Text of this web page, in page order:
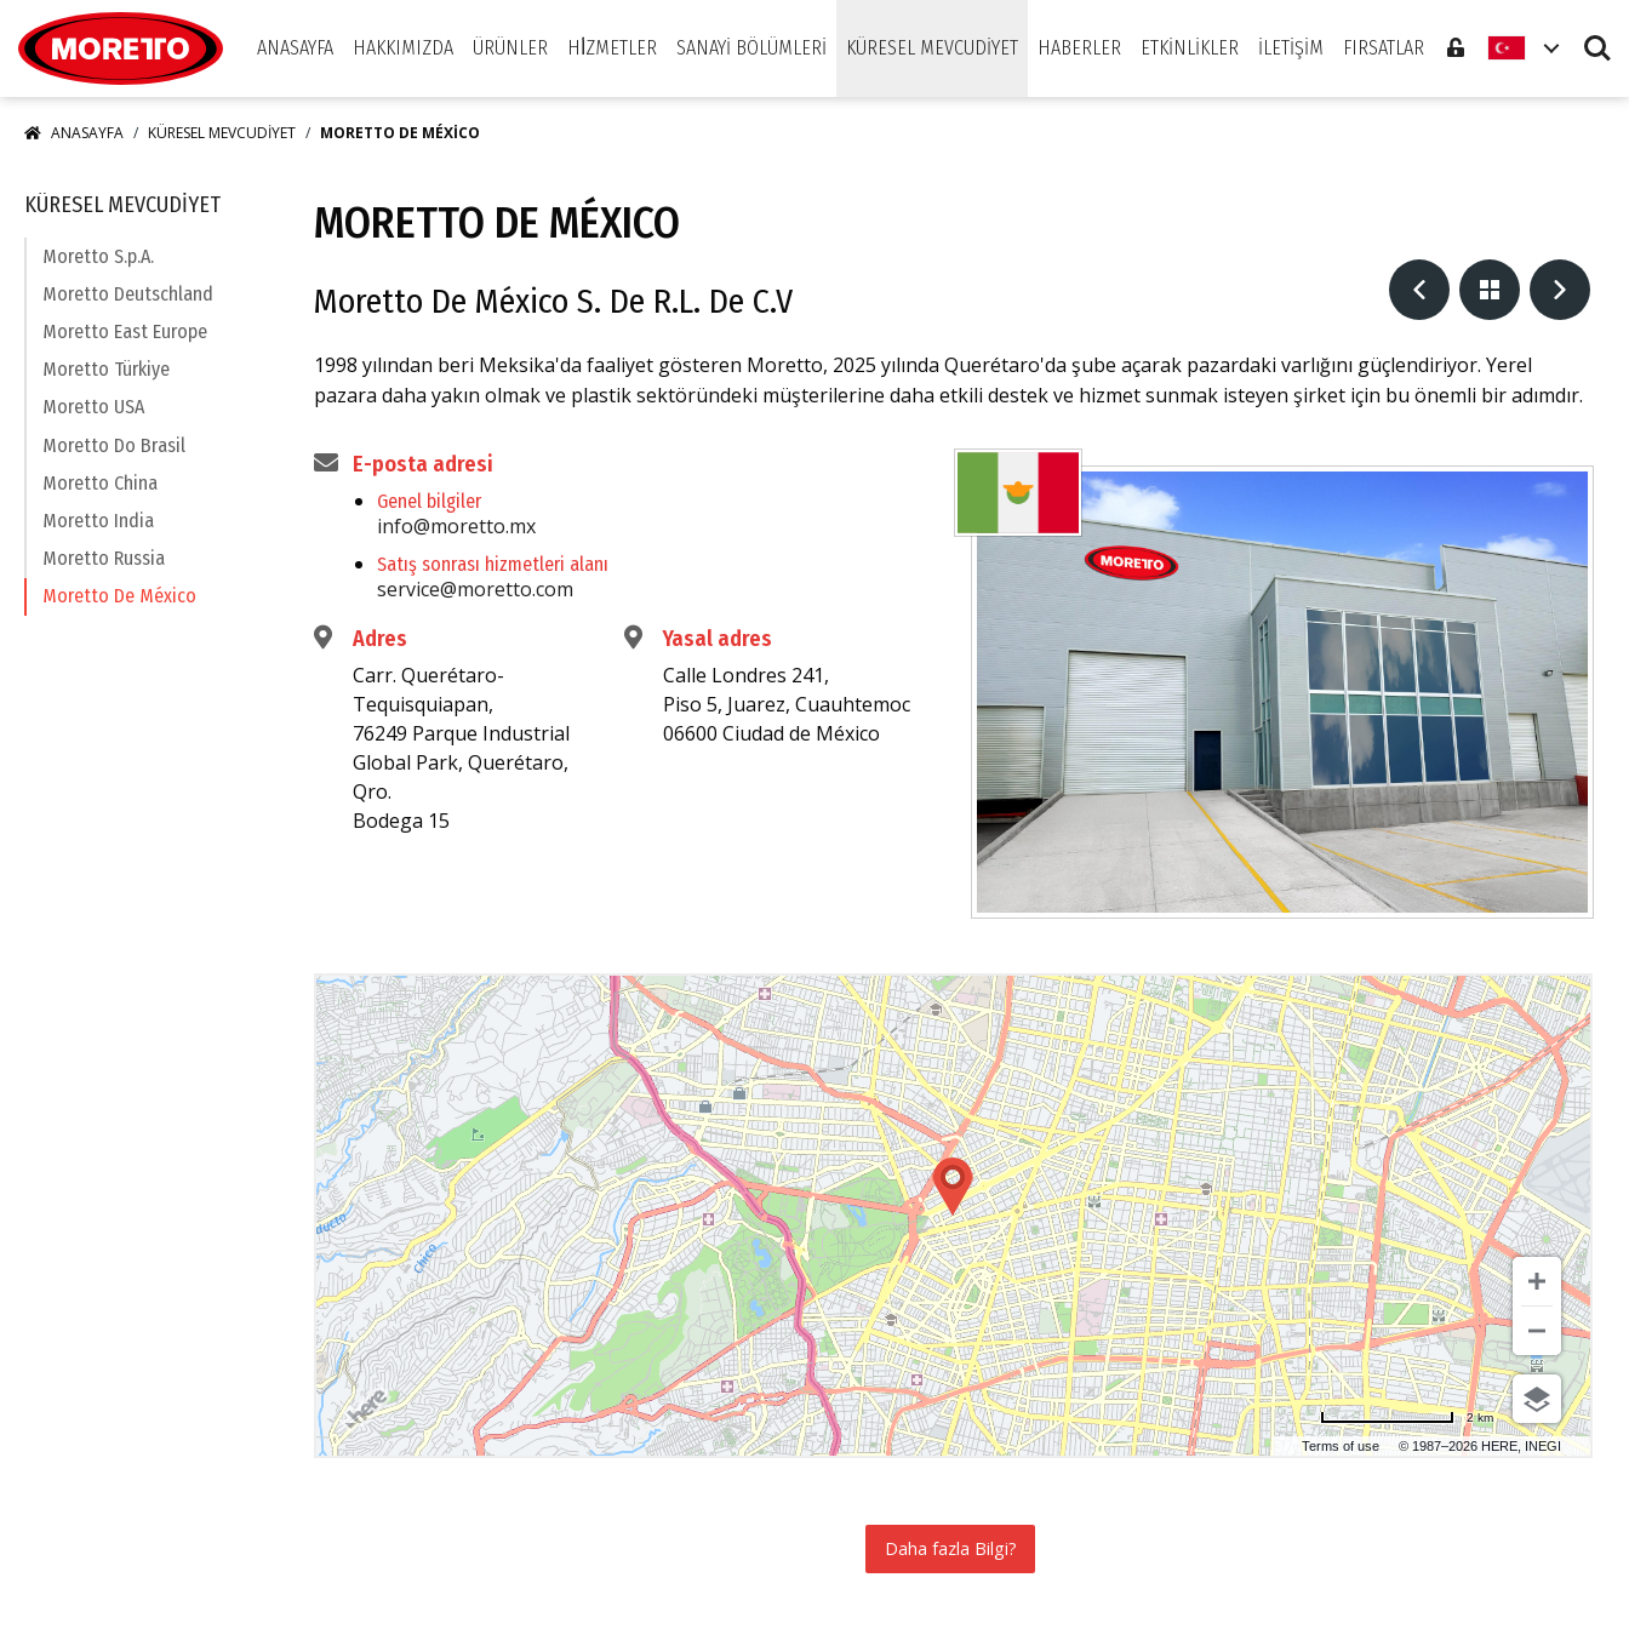
ANASAYFA
HAKKIMIZDA ÜRÜNLER HİZMETLER SANAYI BÖLÜMLERI KÜRESEL MEVCUDIYET HABERLER ETKINLIKLER İLETIŞIM FIRSATLAR Search
ANASAYFA KÜRESEL MEVCUDIYET MORETTO DE MÉXICO
MORETTO DE MÉXICO
Moretto De México S. De R.L. De C.V
1998 yılından beri Meksika'da faaliyet gösteren Moretto, 2025 yılında Querétaro'da şube açarak pazardaki varlığını güçlendiriyor. Yerel
pazara daha yakın olmak ve plastik sektöründeki müşterilerine daha etkili destek ve hizmet sunmak isteyen şirket için bu önemli bir adımdır.
E-posta adresi
Genel bilgiler
info@moretto.mx
Satış sonrası hizmetleri alanı
service@moretto.com
Adres
Carr. Querétaro-
Tequisquiapan,
76249 Parque Industrial
Global Park, Querétaro,
Qro.
Bodega 15
Yasal adres
Calle Londres 241,
Piso 5, Juarez, Cuauhtemoc
06600 Ciudad de México
Terms of use © 1987–2026 HERE, INEGI
2 km
KÜRESEL MEVCUDIYET
Moretto S.p.A.
Moretto Deutschland
Moretto East Europe
Moretto Türkiye
Moretto USA
Moretto Do Brasil
Moretto China
Moretto India
Moretto Russia
Moretto De México
Daha fazla Bilgi?